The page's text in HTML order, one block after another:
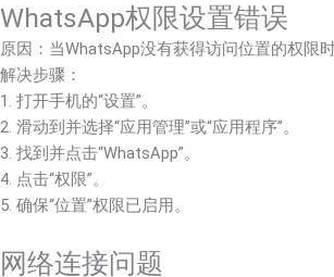
WhatsApp权限设置错误
原因：当WhatsApp没有获得访问位置的权限
解决步骤：
1. 打开手机的“设置”。
2. 滑动到并选择“应用管理”或“应用程序”。
3. 找到并点击“WhatsApp”。
4. 点击“权限”。
5. 确保“位置”权限已启用。
网络连接问题